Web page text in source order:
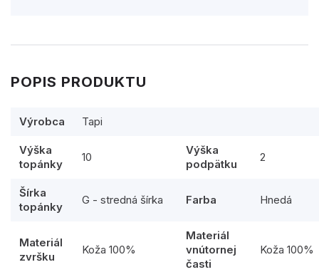
POPIS PRODUKTU
Výrobca Tapi
Výška
topánky
10
Výška
podpätku
2
Šírka
topánky
G - stredná šírka Farba Hnedá
Materiál
zvršku
Koža 100%
Materiál
vnútornej
časti
Koža 100%